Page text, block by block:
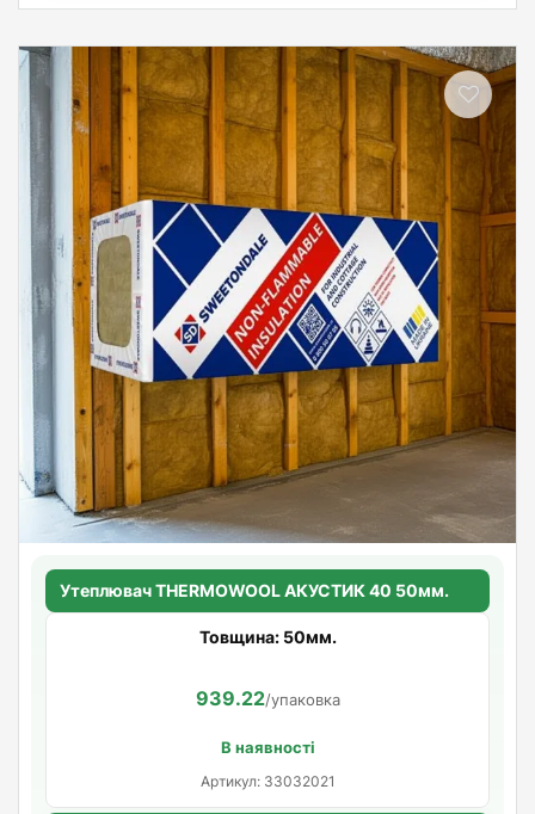
Утеплювач THERMOWOOL АКУСТИК 40 50мм.
Товщина: 50мм.
939.22/упаковка
В наявності
Артикул: 33032021